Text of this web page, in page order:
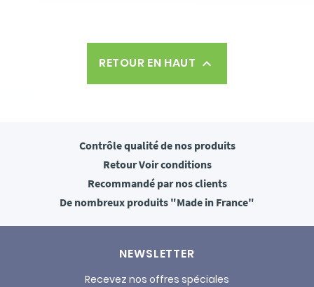
RETOUR EN HAUT 
Contrôle qualitéde nos produits
RetourVoir conditions
Recommandépar nos clients
De nombreux produits "Made in France"
NEWSLETTER
Recevez nos offres spéciales